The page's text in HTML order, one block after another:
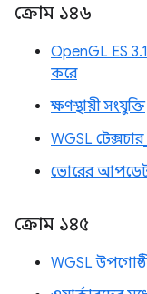
ক্রোম ১৪৬
OpenGL ES
করে
ক্ষণস্থায়ী সংযুক্তি
WGSL
ভোরের
ক্রোম ১৪৫
WGSL